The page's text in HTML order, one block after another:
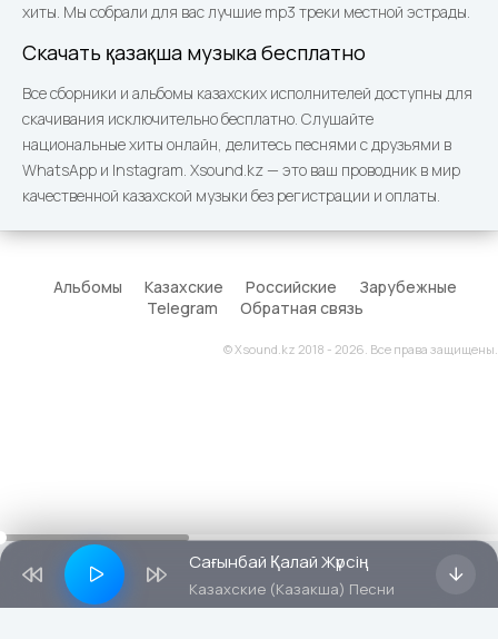
хиты. Мы собрали для вас лучшие mp3 треки местной эстрады.
Скачать қазақша музыка бесплатно
Все сборники и альбомы казахских исполнителей доступны для
скачивания исключительно бесплатно. Слушайте
национальные хиты онлайн, делитесь песнями с друзьями в
WhatsApp и Instagram. Xsound.kz — это ваш проводник в мир
качественной казахской музыки без регистрации и оплаты.
Альбомы Казахские Российские
Зарубежные
Telegram
Обратная связь
© Xsound.kz 2018 - 2026. Все права защищены.
Сағынбай Қалай Жүрсің
Казахские (Казакша) Песни